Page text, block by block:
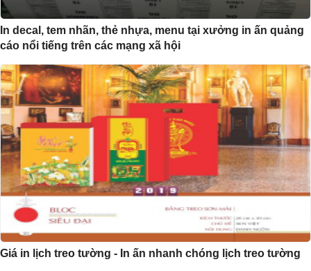
In decal, tem nhãn, thẻ nhựa, menu tại xưởng in ấn quảng
cáo nổi tiếng trên các mạng xã hội
Giá in lịch treo tường - In ấn nhanh chóng lịch treo tường